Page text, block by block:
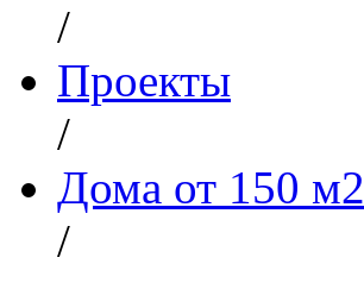
/
Проекты
/
Дома от 150 м2
/